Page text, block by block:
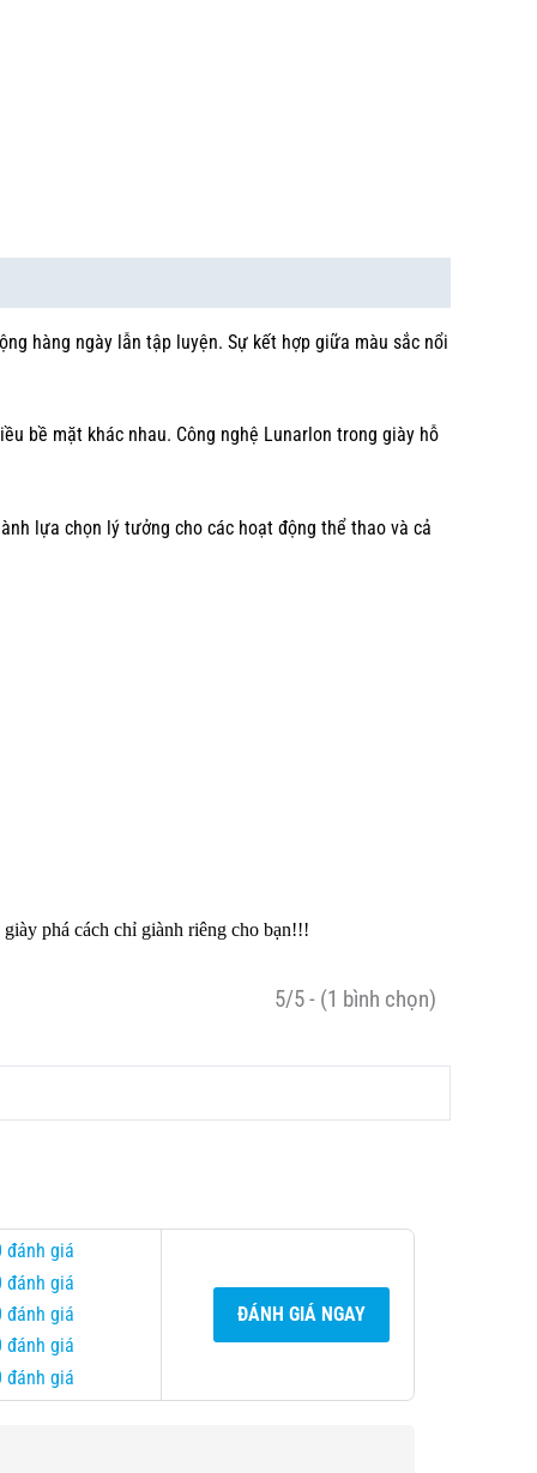
hàng ngày lẫn tập luyện. Sự kết hợp giữa màu sắc nổi
bề mặt khác nhau. Công nghệ Lunarlon trong giày hỗ
lựa chọn lý tưởng cho các hoạt động thể thao và cả
phá cách chỉ giành riêng cho bạn!!!
5/5 - (1 bình chọn)
giá
giá
giá
giá
giá
ĐÁNH GIÁ NGAY